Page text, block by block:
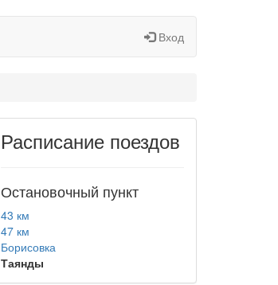
Вход
Расписание поездов
Остановочный пункт
43 км
47 км
Борисовка
Таянды